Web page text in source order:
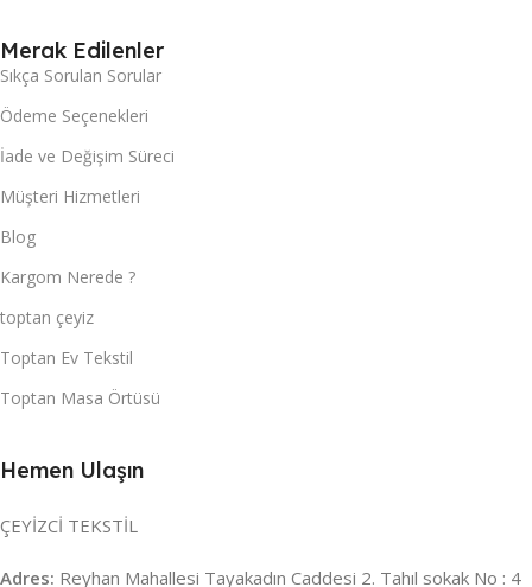
Merak Edilenler
Sıkça Sorulan Sorular
Ödeme Seçenekleri
İade ve Değişim Süreci
Müşteri Hizmetleri
Blog
Kargom Nerede ?
toptan çeyiz
Toptan Ev Tekstil
Toptan Masa Örtüsü
Hemen Ulaşın
ÇEYİZCİ TEKSTİL
Adres: Reyhan Mahallesi Tayakadın Caddesi 2. Tahıl sokak No : 4